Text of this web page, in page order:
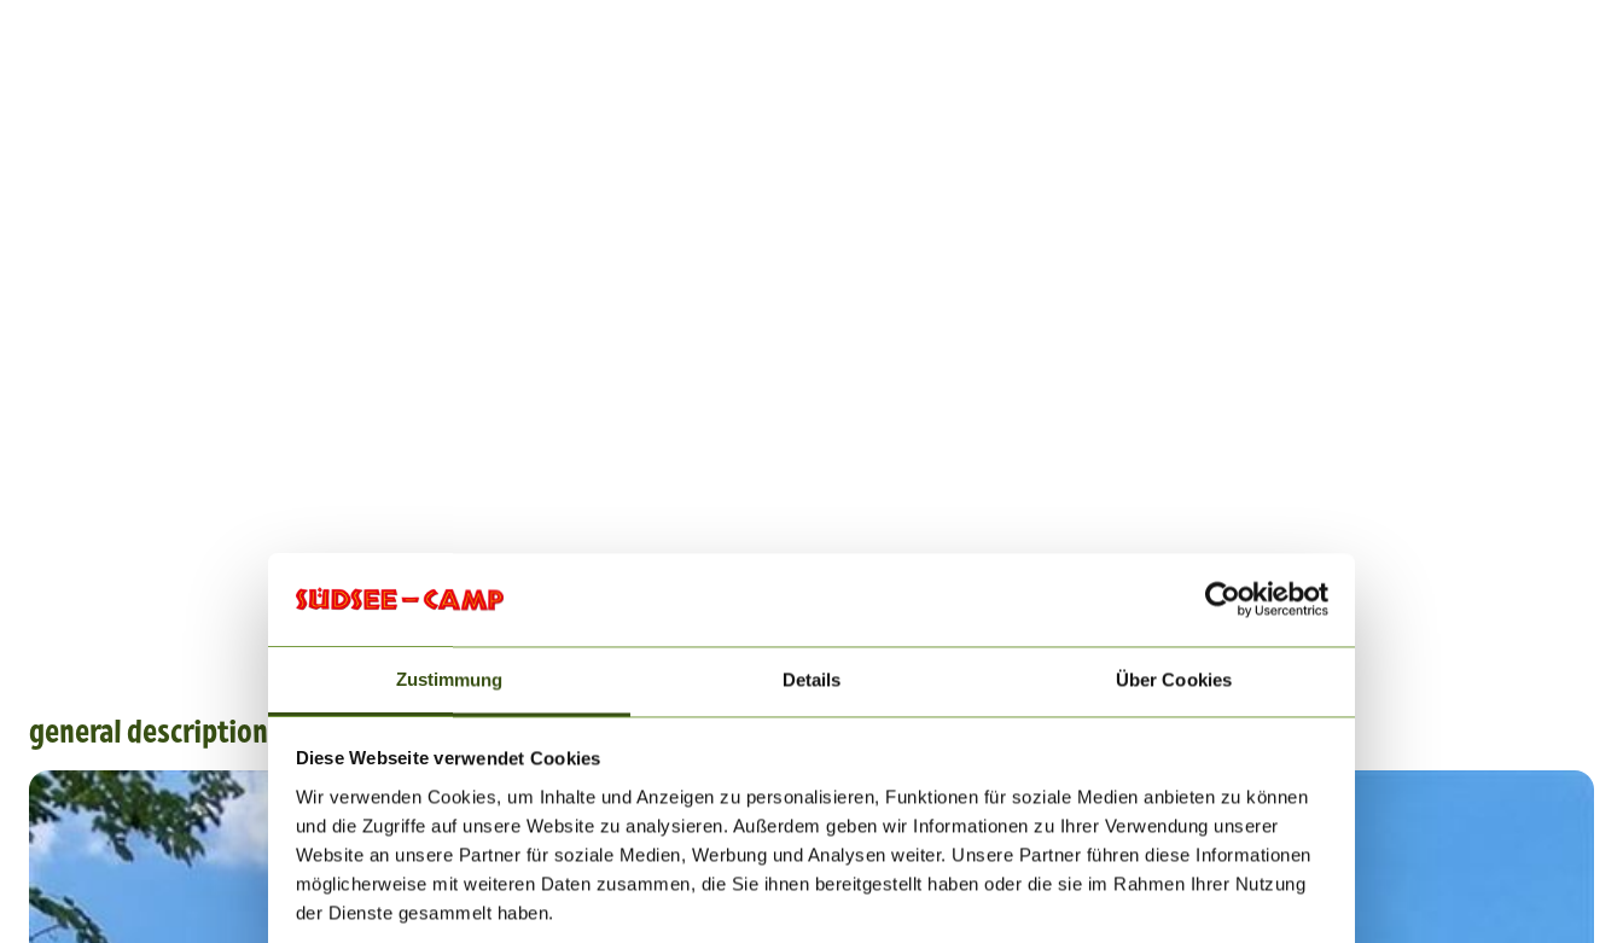
Zustimmung Details Über Cookies
Diese Webseite verwendet Cookies
Wir verwenden Cookies, um Inhalte und Anzeigen zu personalisieren, Funktionen für soziale Medien anbieten zu können
und die Zugriffe auf unsere Website zu analysieren. Außerdem geben wir Informationen zu Ihrer Verwendung unserer
Website an unsere Partner für soziale Medien, Werbung und Analysen weiter. Unsere Partner führen diese Informationen
möglicherweise mit weiteren Daten zusammen, die Sie ihnen bereitgestellt haben oder die sie im Rahmen Ihrer Nutzung
der Dienste gesammelt haben.
general description